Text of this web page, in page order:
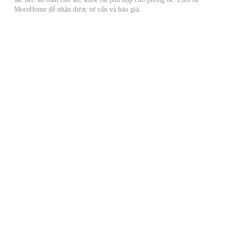
MoreHome để nhận được tư vấn và báo giá.